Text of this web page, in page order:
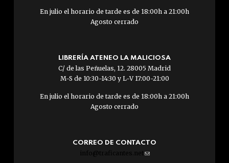
En julio el horario de tarde es de 18:00h a 21:00h
Agosto cerrado
LIBRERÍA ATENEO LA MALICIOSA
C/ de las Peñuelas, 12. 28005 Madrid
M-S de 10:30-14:30 y L-V 17:00-21:00
En julio el horario de tarde es de 18:00h a 21:00h
Agosto cerrado
CORREO DE CONTACTO
info@traficantes.net (link